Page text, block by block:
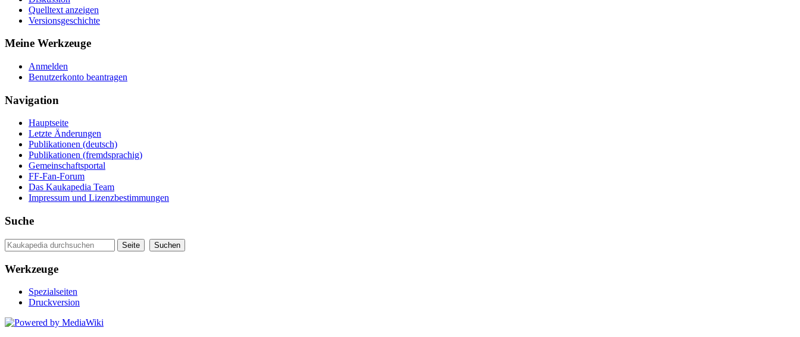
Quelltext anzeigen
Versionsgeschichte
Meine Werkzeuge
Anmelden
Benutzerkonto beantragen
Navigation
Hauptseite
Letzte Änderungen
Publikationen (deutsch)
Publikationen (fremdsprachig)
Gemeinschaftsportal
FF-Fan-Forum
Das Kaukapedia Team
Impressum und Lizenzbestimmungen
Suche
Werkzeuge
Spezialseiten
Druckversion